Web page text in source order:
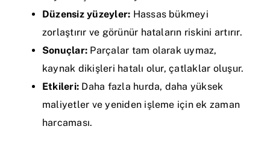
Düzensiz yüzeyler: Hassas bükmeyi
zorlaştırır ve görünür hataların riskini artırır.
Sonuçlar: Parçalar tam olarak uymaz,
kaynak dikişleri hatalı olur, çatlaklar oluşur.
Etkileri: Daha fazla hurda, daha yüksek
maliyetler ve yeniden işleme için ek zaman
harcaması.